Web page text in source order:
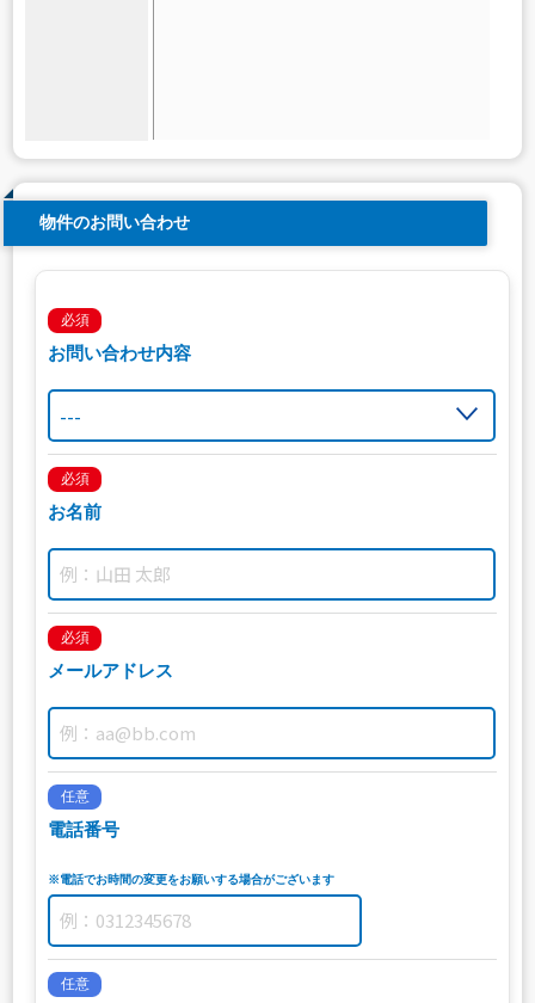
物件のお問い合わせ
必須
お問い合わせ内容
必須
お名前
必須
メールアドレス
任意
電話番号
※電話でお時間の変更をお願いする場合がございます
任意